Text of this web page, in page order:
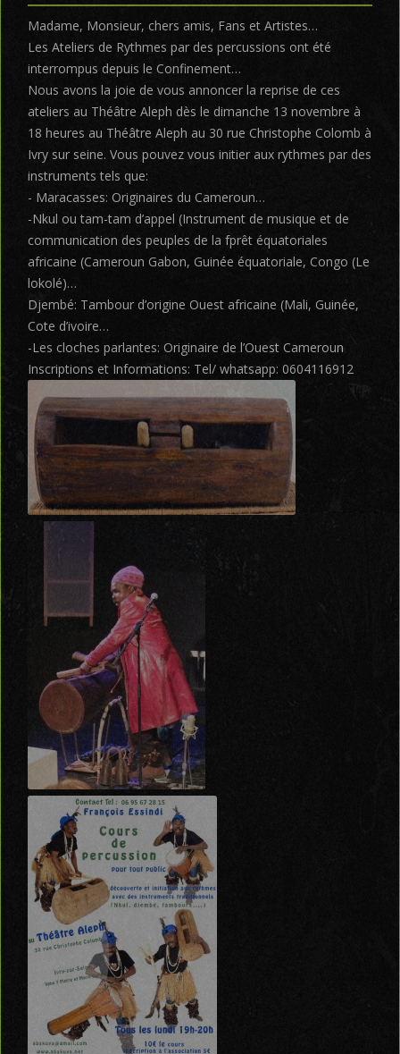
Madame, Monsieur, chers amis, Fans et Artistes…
Les Ateliers de Rythmes par des percussions ont été
interrompus depuis le Confinement…
Nous avons la joie de vous annoncer la reprise de ces
ateliers au Théâtre Aleph dès le dimanche 13 novembre à
18 heures au Théâtre Aleph au 30 rue Christophe Colomb à
Ivry sur seine. Vous pouvez vous initier aux rythmes par des
instruments tels que:
- Maracasses: Originaires du Cameroun…
-Nkul ou tam-tam d’appel (Instrument de musique et de
communication des peuples de la fprêt équatoriales
africaine (Cameroun Gabon, Guinée équatoriale, Congo (Le
lokolé)…
Djembé: Tambour d’origine Ouest africaine (Mali, Guinée,
Cote d’ivoire…
-Les cloches parlantes: Originaire de l’Ouest Cameroun
Inscriptions et Informations: Tel/ whatsapp: 0604116912